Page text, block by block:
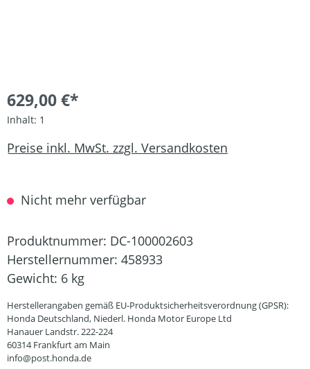
629,00 €*
Inhalt: 1
Preise inkl. MwSt. zzgl. Versandkosten
Nicht mehr verfügbar
Produktnummer: DC-100002603
Herstellernummer: 458933
Gewicht: 6 kg
Herstellerangaben gemäß EU-Produktsicherheitsverordnung (GPSR):
Honda Deutschland, Niederl. Honda Motor Europe Ltd
Hanauer Landstr. 222-224
60314 Frankfurt am Main
info@post.honda.de